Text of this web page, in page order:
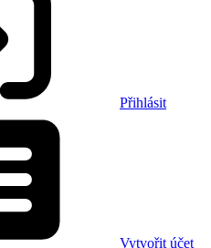
Přihlásit
Vytvořit účet